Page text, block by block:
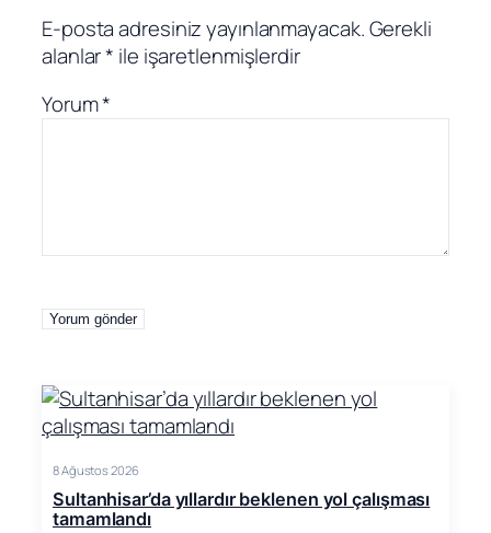
E-posta adresiniz yayınlanmayacak.Gerekli
alanlar* ile işaretlenmişlerdir
Yorum*
8 Ağustos 2026
Sultanhisar’da yıllardır beklenen yol çalışması
tamamlandı